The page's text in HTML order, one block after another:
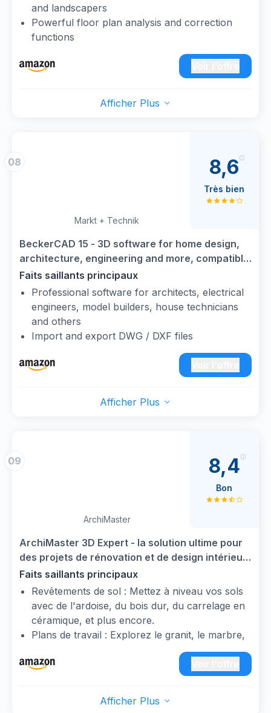
and landscapers
Powerful floor plan analysis and correction
functions
Included in box: Product KEY Card with
download link and license key
Home planning from blueprints to interior
Afficher Plus
08
Markt + Technik
BeckerCAD 15 - 3D software for home design,
architecture, engineering and more, compatible
with AutoCAD, Lifetime License for Win 11, 10,
8.1, 7
Faits saillants principaux
Professional software for architects, electrical
engineers, model builders, house technicians
and others
Import and export DWG / DXF files
For Win 11, 10, 8.1, 7 - Lifetime License
Directly realizable templates for architecture,
electrical engineering, mechanical engineering ,
8,6
Très bien
Afficher Plus
09
ArchiMaster
ArchiMaster 3D Expert - la solution ultime pour
des projets de rénovation et de design intérieur
| Expert | 1 appareil | 1 Usager | Code
d'activation PC - envoi par email
Faits saillants principaux
Revêtements de sol : Mettez à niveau vos sols
avec de l'ardoise, du bois dur, du carrelage en
céramique, et plus encore.
Plans de travail : Explorez le granit, le marbre,
l'ardoise, les carreaux de céramique, et plus
encore.
Peinture et tissus : Choisissez parmi les options
marques nationales.
8,4
Bon
Afficher Plus